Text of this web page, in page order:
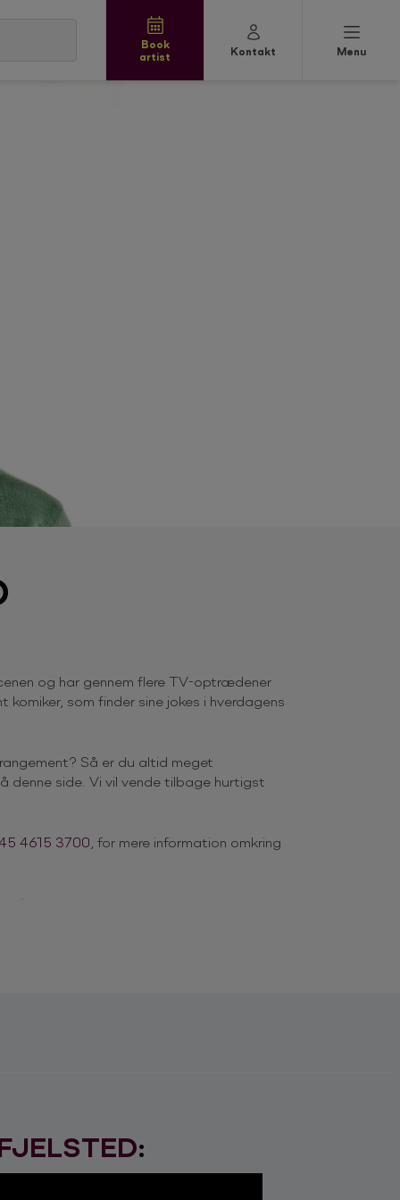
Book
artist
Kontakt Menu
og har gennem flere TV-optrædener
som finder sine jokes i hverdagens
Så er du altid meget
denne side. Vi vil vende tilbage hurtigst
4615 3700 , for mere information omkring
der kan vinde ethvert publikums hjerte
Med sin 100% skudsikre stil og
… ?
: